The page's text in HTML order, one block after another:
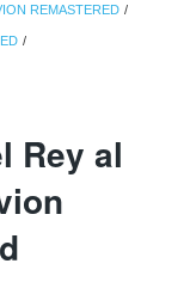
REMASTERED
Rey al